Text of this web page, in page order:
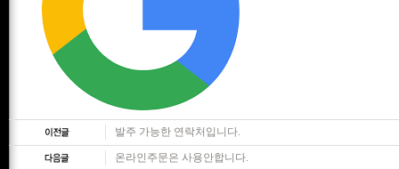
발주 가능한 연락처입니다.
온라인주문은 사용안합니다.